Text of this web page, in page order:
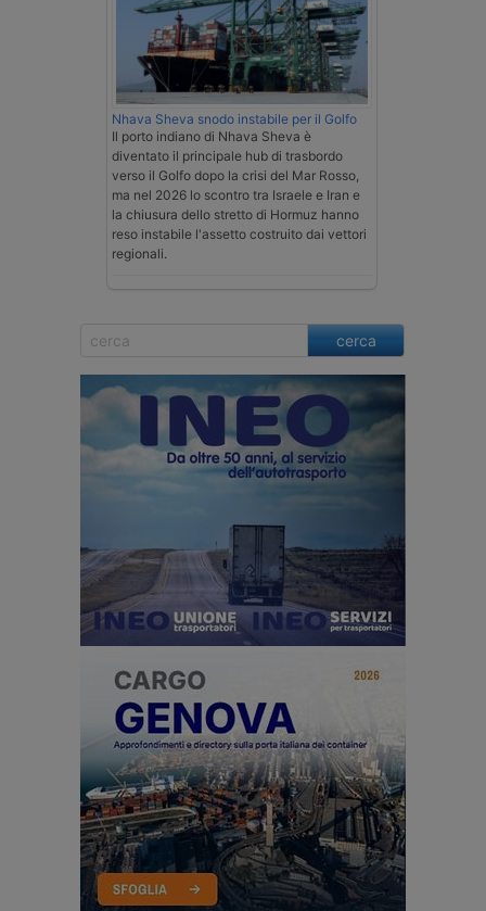
Nhava Sheva snodo instabile per il Golfo
Il porto indiano di Nhava Sheva è
diventato il principale hub di trasbordo
verso il Golfo dopo la crisi del Mar Rosso,
ma nel 2026 lo scontro tra Israele e Iran e
la chiusura dello stretto di Hormuz hanno
reso instabile l'assetto costruito dai vettori
regionali.
cerca